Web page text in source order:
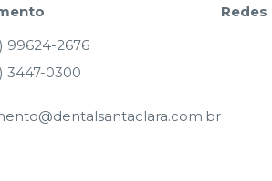
99624-2676
3447-0300
Redes